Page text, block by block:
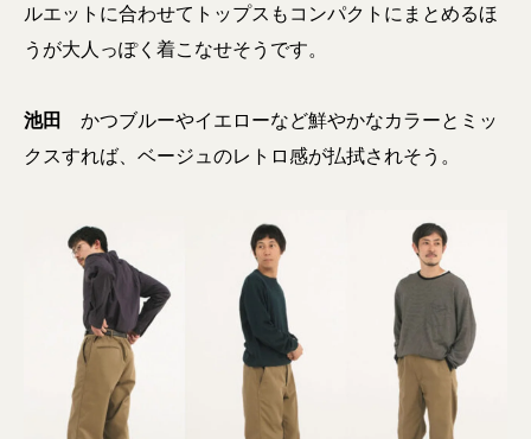
ルエットに合わせてトップスもコンパクトにまとめるほ
うが大人っぽく着こなせそうです。
池田
かつブルーやイエローなど鮮やかなカラーとミッ
クスすれば、ベージュのレトロ感が払拭されそう。